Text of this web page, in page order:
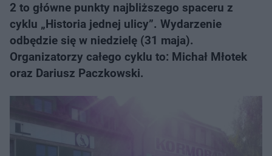
2 to główne punkty najbliższego spaceru z
cyklu „Historia jednej ulicy”. Wydarzenie
odbędzie się w niedzielę (31 maja).
Organizatorzy całego cyklu to: Michał Młotek
oraz Dariusz Paczkowski.